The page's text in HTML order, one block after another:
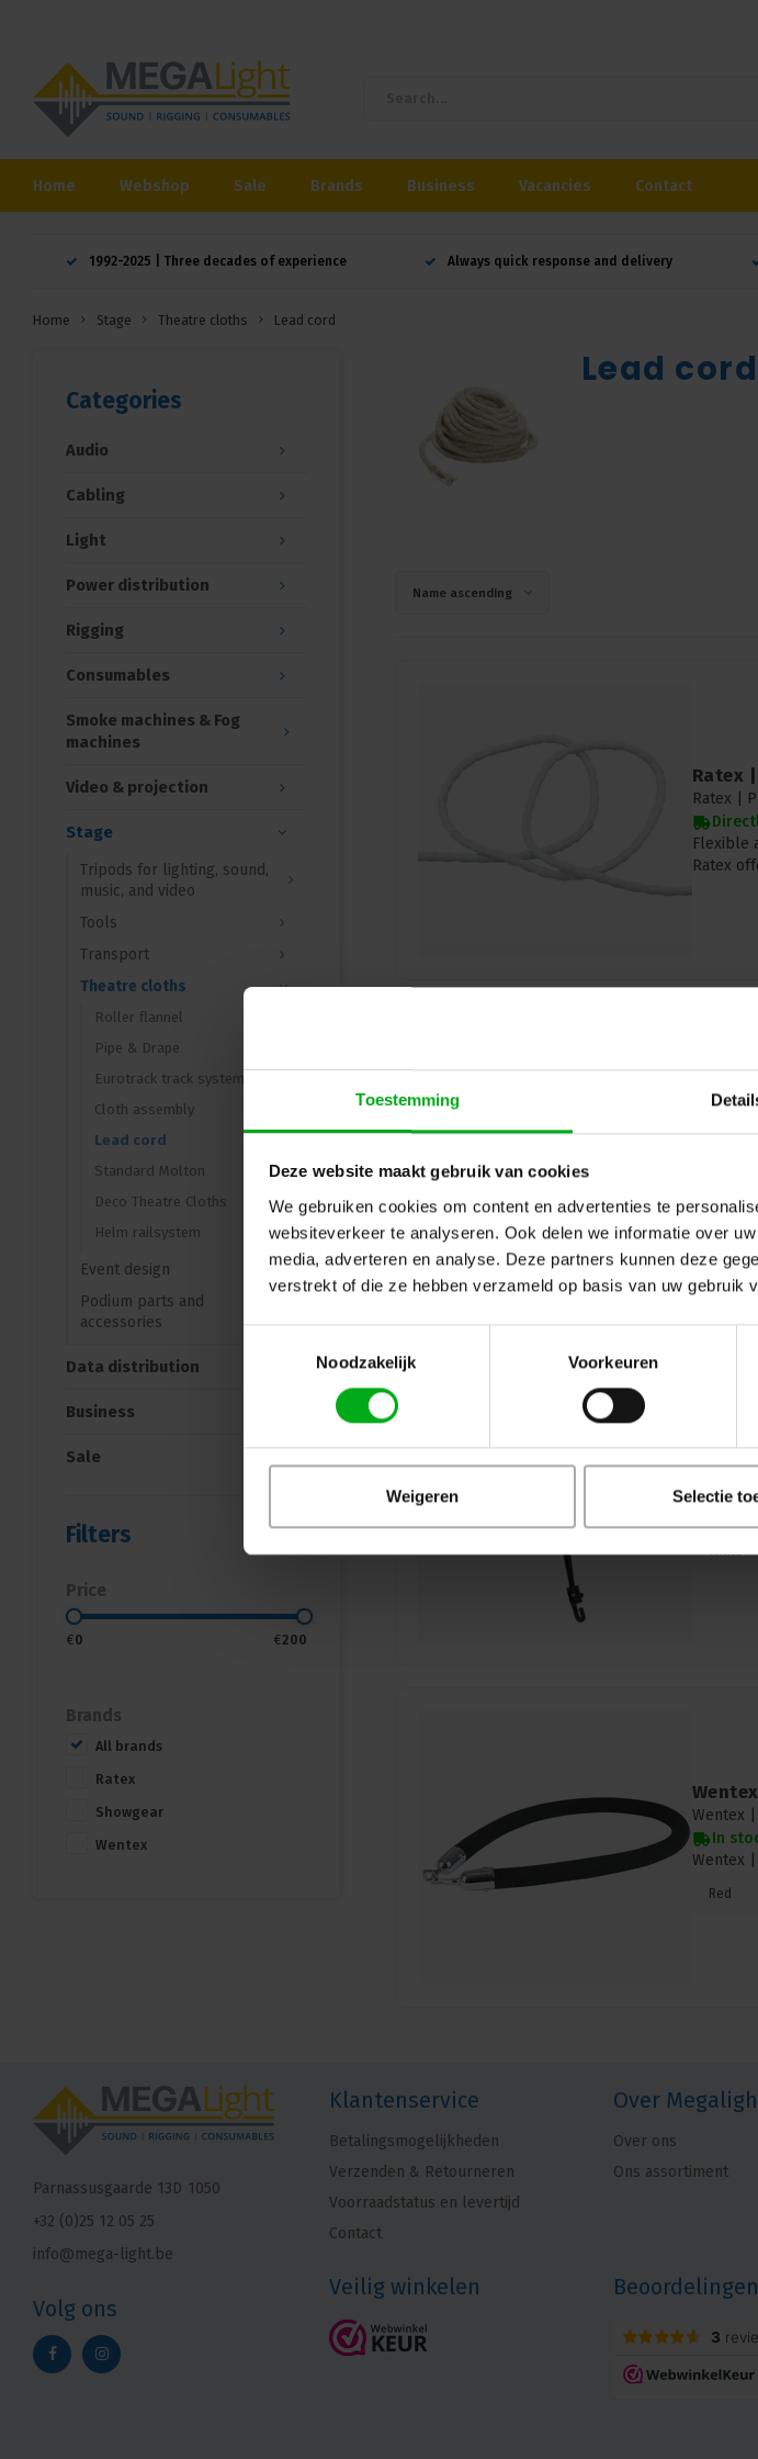
Toestemming
Deze website maakt gebruik van cookies
We gebruiken cookies om content en advertenties te
websiteverkeer te analyseren. Ook delen we informatie over
media, adverteren en analyse. Deze partners kunnen deze
verstrekt of die ze hebben verzameld op basis van uw gebruik
Noodzakelijk
Voorkeuren
Weigeren Selectie
Home Webshop Sale Brands Business Vacancies Contact
1992-2025 | Three decades of experience Always quick response and delivery
Home Stage Theatre cloths Lead cord
Categories
Audio
Cabling
Light
Power distribution
Rigging
Consumables
Smoke machines & Fog
machines
Video & projection
Stage
Tripods for lighting, sound,
music, and video
Tools
Transport
Theatre cloths
Roller flannel
Pipe & Drape
Eurotrack track system
Cloth assembly
Lead cord
Standard Molton
Deco Theatre Cloths
Helm railsystem
Event design
Podium parts and
accessories
Data distribution
Business
Sale
Filters
Price
€0 €200
Brands
All brands
Ratex
Showgear
Wentex
Lead cord
Name ascending
Ratex
Ratex |
Flexible
Ratex
with
In
White
Wentex |
In
Wentex
Red
Parnassusgaarde 13D 1050
+32 (0)25 12 05 25
info@mega-light.be
Volg ons
Klantenservice
Betalingsmogelijkheden
Verzenden & Retourneren
Voorraadstatus en levertijd
Contact
Over
Over ons
Ons assortiment
Veilig winkelen Beoordelingen